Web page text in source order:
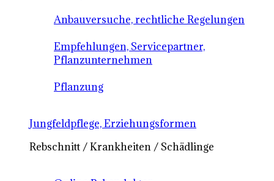
Anbauversuche, rechtliche Regelungen
Empfehlungen, Servicepartner,
Pflanzunternehmen
Pflanzung
Jungfeldpflege, Erziehungsformen
Rebschnitt / Krankheiten / Schädlinge